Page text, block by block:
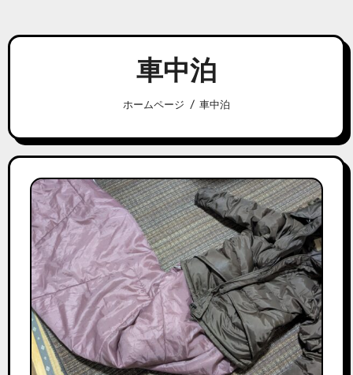
車中泊
ホームページ 車中泊